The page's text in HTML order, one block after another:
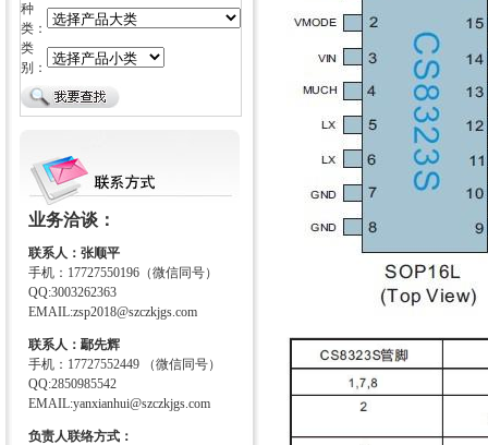
种
类：
类
别：
业务洽谈：
联系人：张顺平
手机：17727550196（微信同号）
QQ:3003262363
EMAIL:zsp2018@szczkjgs.com
联系人：鄢先辉
手机：17727552449 （微信同号）
QQ:2850985542
EMAIL:yanxianhui@szczkjgs.com
负责人联络方式：